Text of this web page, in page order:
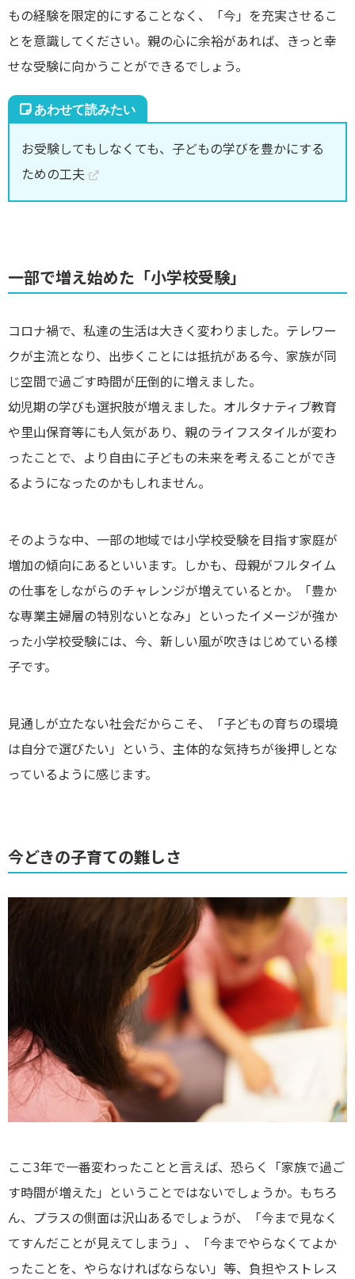
もの経験を限定的にすることなく、「今」を充実させるこ
とを意識してください。親の心に余裕があれば、きっと幸
せな受験に向かうことができるでしょう。
お受験してもしなくても、子どもの学びを豊かにする
ための工夫
一部で増え始めた「小学校受験」
コロナ禍で、私達の生活は大きく変わりました。テレワー
クが主流となり、出歩くことには抵抗がある今、家族が同
じ空間で過ごす時間が圧倒的に増えました。
幼児期の学びも選択肢が増えました。オルタナティブ教育
や里山保育等にも人気があり、親のライフスタイルが変わ
ったことで、より自由に子どもの未来を考えることができ
るようになったのかもしれません。
そのような中、一部の地域では小学校受験を目指す家庭が
増加の傾向にあるといいます。しかも、母親がフルタイム
の仕事をしながらのチャレンジが増えているとか。「豊か
な専業主婦層の特別ないとなみ」といったイメージが強か
った小学校受験には、今、新しい風が吹きはじめている様
子です。
見通しが立たない社会だからこそ、「子どもの育ちの環境
は自分で選びたい」という、主体的な気持ちが後押しとな
っているように感じます。
今どきの子育ての難しさ
ここ3年で一番変わったことと言えば、恐らく「家族で過ご
す時間が増えた」ということではないでしょうか。もちろ
ん、プラスの側面は沢山あるでしょうが、「今まで見なく
てすんだことが見えてしまう」、「今までやらなくてよか
ったことを、やらなければならない」等、負担やストレス